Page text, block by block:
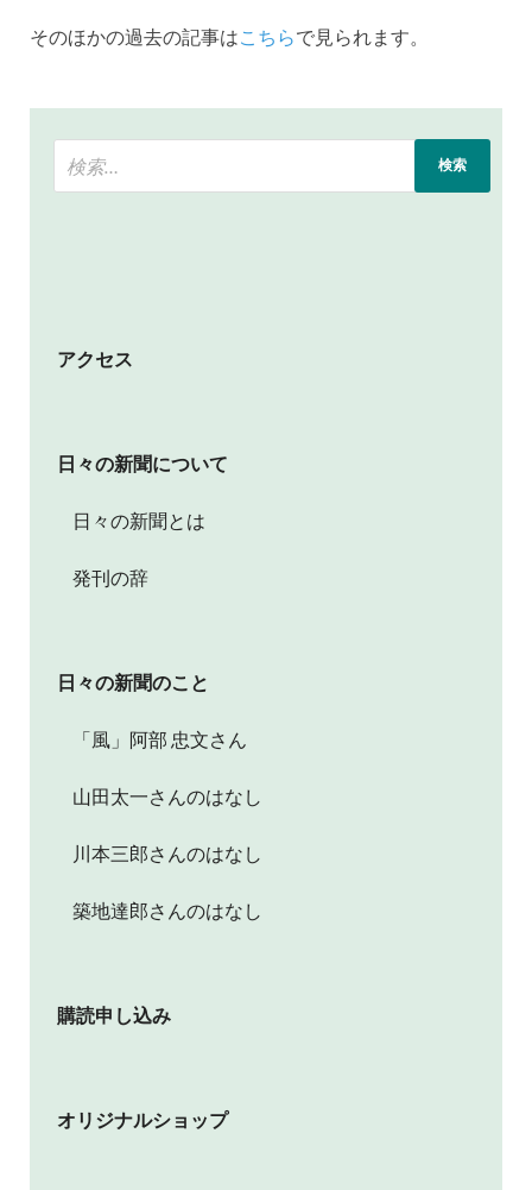
そのほかの過去の記事はこちらで見られます。
アクセス
日々の新聞について
日々の新聞とは
発刊の辞
日々の新聞のこと
「風」阿部 忠文さん
山田太一さんのはなし
川本三郎さんのはなし
築地達郎さんのはなし
購読申し込み
オリジナルショップ